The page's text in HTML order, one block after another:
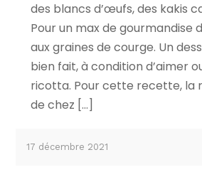
des blancs d’œufs, des kakis
Pour un max de gourmandise
aux graines de courge. Un
bien fait, à condition d’aimer
ricotta. Pour cette recette, la
de chez […]
17 décembre 2021